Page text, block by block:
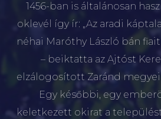
1456-ban is általánosan
oklevél így ír: „Az aradi
néhai Maróthy László bán
– beiktatta az Ajtóst
elzálogosított Zaránd
Egy későbbi, egy
keletkezett okirat a